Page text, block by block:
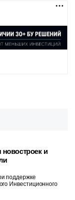
и
поддержке
Инвестиционного